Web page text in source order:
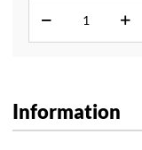
Information